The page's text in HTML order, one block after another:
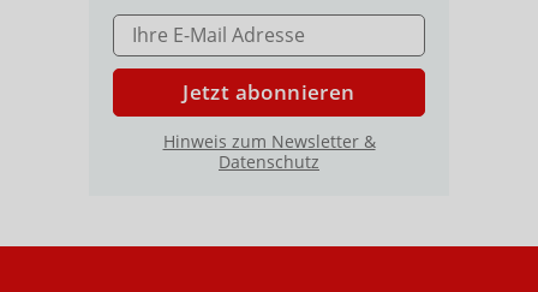
E-MAIL ADRESSE
Jetzt abonnieren
Hinweis zum Newsletter &
Datenschutz